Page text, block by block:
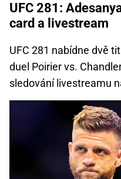
UFC 281:
card a livestream
UFC 281 nabídne dvě
duel Poirier vs.
sledování livestreamu